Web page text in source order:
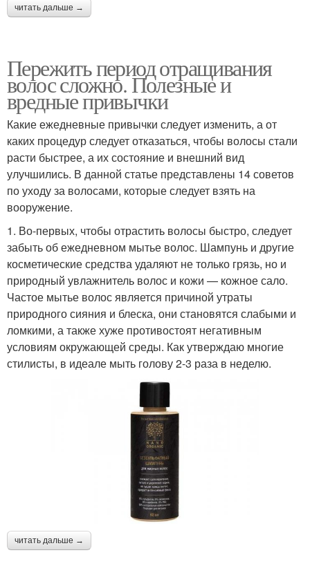
читать дальше →
Пережить период отращивания
волос сложно. Полезные и
вредные привычки
Какие ежедневные привычки следует изменить, а от
каких процедур следует отказаться, чтобы волосы стали
расти быстрее, а их состояние и внешний вид
улучшились. В данной статье представлены 14 советов
по уходу за волосами, которые следует взять на
вооружение.
1. Во-первых, чтобы отрастить волосы быстро, следует
забыть об ежедневном мытье волос. Шампунь и другие
косметические средства удаляют не только грязь, но и
природный увлажнитель волос и кожи — кожное сало.
Частое мытье волос является причиной утраты
природного сияния и блеска, они становятся слабыми и
ломкими, а также хуже противостоят негативным
условиям окружающей среды. Как утверждаю многие
стилисты, в идеале мыть голову 2-3 раза в неделю.
читать дальше →